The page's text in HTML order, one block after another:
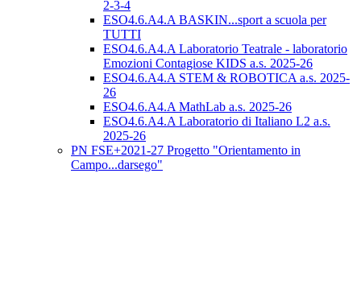
2-3-4
ESO4.6.A4.A BASKIN...sport a scuola per
TUTTI
ESO4.6.A4.A Laboratorio Teatrale - laboratorio
Emozioni Contagiose KIDS a.s. 2025-26
ESO4.6.A4.A STEM & ROBOTICA a.s. 2025-
26
ESO4.6.A4.A MathLab a.s. 2025-26
ESO4.6.A4.A Laboratorio di Italiano L2 a.s.
2025-26
PN FSE+2021-27 Progetto "Orientamento in
Campo...darsego"